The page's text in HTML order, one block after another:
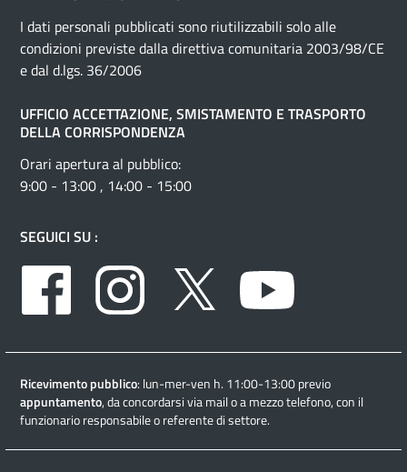
I dati personali pubblicati sono riutilizzabili solo alle
condizioni previste dalla direttiva comunitaria 2003/98/CE
e dal d.lgs. 36/2006
UFFICIO ACCETTAZIONE, SMISTAMENTO E TRASPORTO
DELLA CORRISPONDENZA
Orari apertura al pubblico:
9:00 - 13:00 , 14:00 - 15:00
SEGUICI SU :
Facebook
Instagram Twitter
Ricevimento pubblico: lun-mer-ven h. 11:00-13:00 previo
appuntamento, da concordarsi via mail o a mezzo telefono, con il
funzionario responsabile o referente di settore.